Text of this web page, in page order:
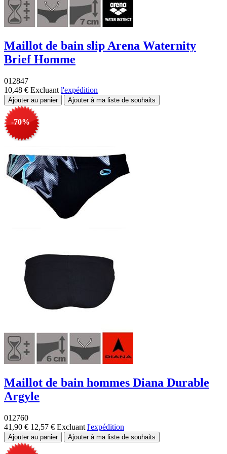
Maillot de bain slip Arena Waternity
Brief Homme
012847
10,48 € Excluant l'expédition
-70%
Maillot de bain hommes Diana Durable
Argyle
012760
41,90 € 12,57 € Excluant l'expédition